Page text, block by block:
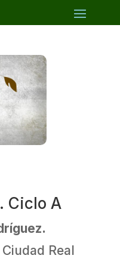
Ciclo A
Real